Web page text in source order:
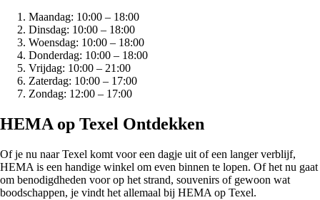
Maandag: 10:00 – 18:00
Dinsdag: 10:00 – 18:00
Woensdag: 10:00 – 18:00
Donderdag: 10:00 – 18:00
Vrijdag: 10:00 – 21:00
Zaterdag: 10:00 – 17:00
Zondag: 12:00 – 17:00
HEMA op Texel Ontdekken
Of je nu naar Texel komt voor een dagje uit of een langer verblijf,
HEMA is een handige winkel om even binnen te lopen. Of het nu gaat
om benodigdheden voor op het strand, souvenirs of gewoon wat
boodschappen, je vindt het allemaal bij HEMA op Texel.